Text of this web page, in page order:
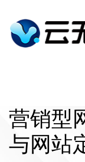
营销型
与网站